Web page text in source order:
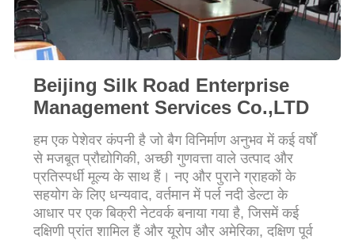
PRIVACY
POLICY
Beijing Silk Road Enterprise
Management Services Co.,LTD
हम एक पेशेवर कंपनी है जो बैग विनिर्माण अनुभव में कई वर्षों
से मजबूत प्रौद्योगिकी, अच्छी गुणवत्ता वाले उत्पाद और
प्रतिस्पर्धी मूल्य के साथ हैं। नए और पुराने ग्राहकों के
सहयोग के लिए धन्यवाद, वर्तमान में पर्ल नदी डेल्टा के
आधार पर एक बिक्री नेटवर्क बनाया गया है, जिसमें कई
दक्षिणी प्रांत शामिल हैं और यूरोप और अमेरिका, दक्षिण पूर्व